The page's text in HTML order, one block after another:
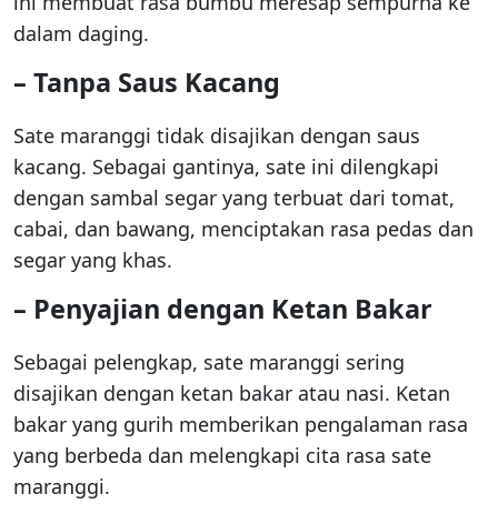
dalam daging.
– Tanpa Saus Kacang
Sate maranggi tidak disajikan dengan saus
kacang. Sebagai gantinya, sate ini dilengkapi
dengan sambal segar yang terbuat dari tomat,
cabai, dan bawang, menciptakan rasa pedas dan
segar yang khas.
– Penyajian dengan Ketan Bakar
Sebagai pelengkap, sate maranggi sering
disajikan dengan ketan bakar atau nasi. Ketan
bakar yang gurih memberikan pengalaman rasa
yang berbeda dan melengkapi cita rasa sate
maranggi.